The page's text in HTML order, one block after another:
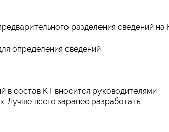
разделения сведений на
определения сведений.
в состав КТ вносится руководителями
Лучше всего заранее разработать